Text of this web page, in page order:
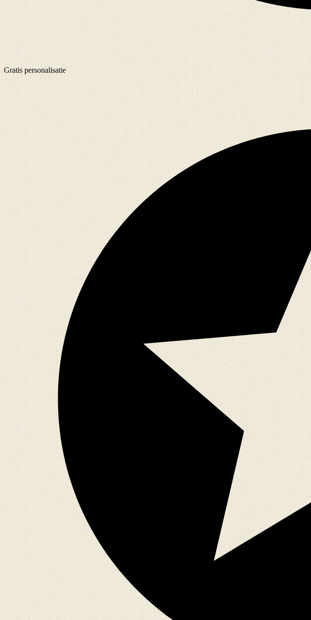
Gratis personalisatie